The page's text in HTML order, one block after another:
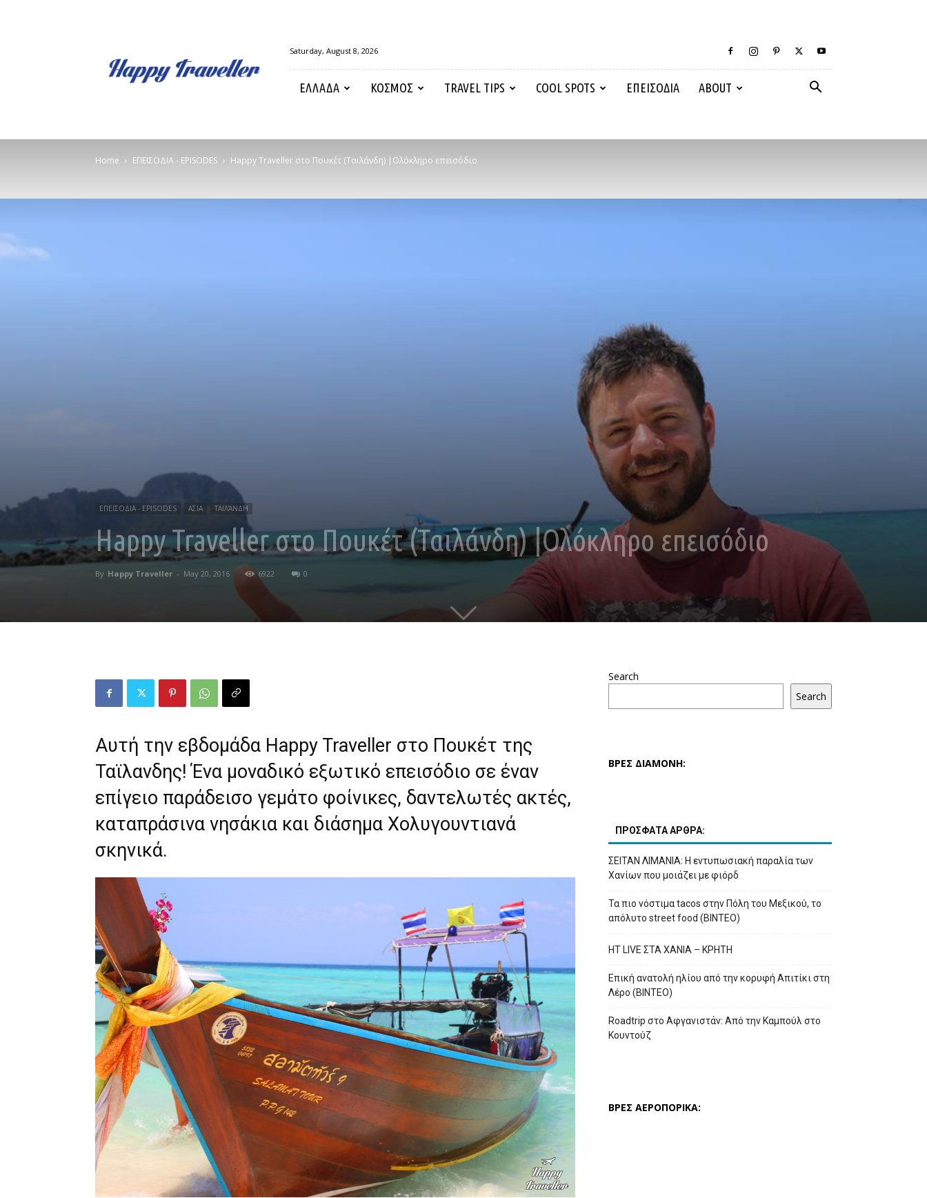
Traveller
Saturday, August 8, 2026
ΕΛΛΑΔΑ ΚΟΣΜΟΣ TRAVEL TIPS COOL SPOTS ΕΠΕΙΣΟΔΙΑ ABOUT
Home ΕΠΕΙΣΟΔΙΑ - EPISODES Happy Traveller στο Πουκέτ (Ταιλάνδη) |Ολόκληρο επεισόδιο
ΕΠΕΙΣΟΔΙΑ - EPISODES ΑΣΙΑ ΤΑΪΛΆΝΔΗ
Happy Traveller στο Πουκέτ (Ταιλάνδη) |Ολόκληρο επεισόδιο
By Happy Traveller - May 20, 2016 6922 0
Αυτή την εβδομάδα Happy Traveller στο Πουκέτ της
Ταϊλανδης! Ένα μοναδικό εξωτικό επεισόδιο σε έναν
επίγειο παράδεισο γεμάτο φοίνικες, δαντελωτές ακτές,
καταπράσινα νησάκια και διάσημα Χολυγουντιανά
σκηνικά.
Search
Search
ΒΡΕΣ ΔΙΑΜΟΝΗ:
ΠΡΟΣΦΑΤΑ ΑΡΘΡΑ:
ΣΕΙΤΑΝ ΛΙΜΑΝΙΑ: Η εντυπωσιακή παραλία των
Χανίων που μοιάζει με φιόρδ
Τα πιο νόστιμα tacos στην Πόλη του Μεξικού, το
απόλυτο street food (ΒΙΝΤΕΟ)
HT LIVE ΣΤΑ ΧΑΝΙΑ – ΚΡΗΤΗ
Επική ανατολή ηλίου από την κορυφή Απιτίκι στη
Λέρο (ΒΙΝΤΕΟ)
Roadtrip στο Αφγανιστάν: Από την Καμπούλ στο
Κουντούζ
ΒΡΕΣ ΑΕΡΟΠΟΡΙΚΑ: